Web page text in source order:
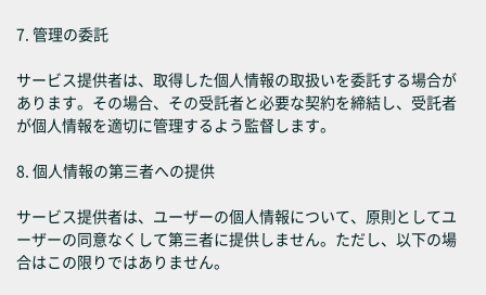
7. 管理の委託
サービス提供者は、取得した個人情報の取扱いを委託する場合が
あります。その場合、その受託者と必要な契約を締結し、受託者
が個人情報を適切に管理するよう監督します。
8. 個人情報の第三者への提供
サービス提供者は、ユーザーの個人情報について、原則としてユ
ーザーの同意なくして第三者に提供しません。ただし、以下の場
合はこの限りではありません。